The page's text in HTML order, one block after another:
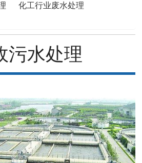
化工行业废水处理
污水处理